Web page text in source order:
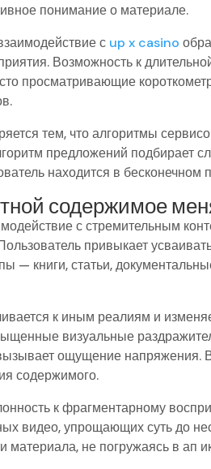
понимание о материале.
с up x casino
Возможность к
просматривающие
тем, что алгоритмы
предложений подбирает
находится в бесконечном
содержимое
с стремительным
привыкает
— книги, статьи,
к иным реалиям и
визуальные
ощущение напряжения.
содержимого.
к фрагментарному
видео, упрощающих суть до
материала, не погружаясь в ап